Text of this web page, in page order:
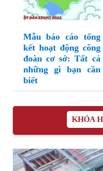
Mẫu báo cáo tổng
kết hoạt động công
đoàn cơ sở: Tất cả
những gì bạn cần
biết
KHÓA